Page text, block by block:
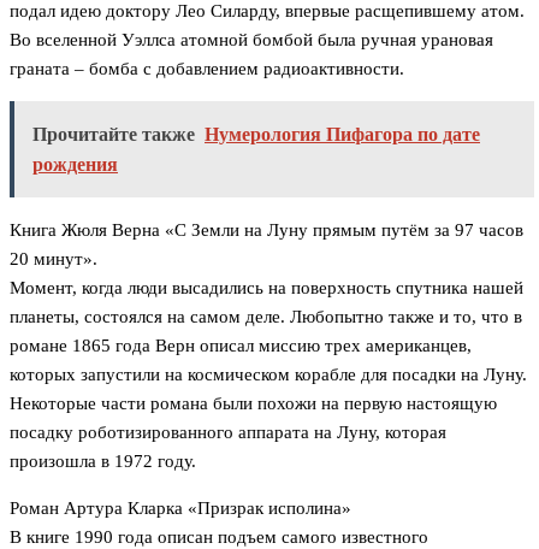
подал идею доктору Лео Силарду, впервые расщепившему атом.
Во вселенной Уэллса атомной бомбой была ручная урановая
граната – бомба с добавлением радиоактивности.
Прочитайте также Нумерология Пифагора по дате
рождения
Книга Жюля Верна «С Земли на Луну прямым путём за 97 часов
20 минут».
Момент, когда люди высадились на поверхность спутника нашей
планеты, состоялся на самом деле. Любопытно также и то, что в
романе 1865 года Верн описал миссию трех американцев,
которых запустили на космическом корабле для посадки на Луну.
Некоторые части романа были похожи на первую настоящую
посадку роботизированного аппарата на Луну, которая
произошла в 1972 году.
Роман Артура Кларка «Призрак исполина»
В книге 1990 года описан подъем самого известного